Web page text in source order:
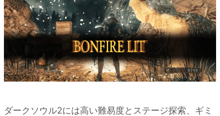
ダークソウル2には高い難易度とステージ探索、ギミ